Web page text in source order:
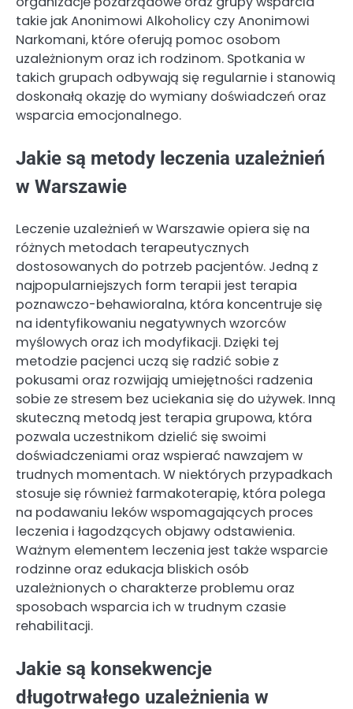
takie jak Anonimowi Alkoholicy czy Anonimowi
Narkomani, które oferują pomoc osobom
uzależnionym oraz ich rodzinom. Spotkania w
takich grupach odbywają się regularnie i stanowią
doskonałą okazję do wymiany doświadczeń oraz
wsparcia emocjonalnego.
Jakie są metody leczenia uzależnień
w Warszawie
Leczenie uzależnień w Warszawie opiera się na
różnych metodach terapeutycznych
dostosowanych do potrzeb pacjentów. Jedną z
najpopularniejszych form terapii jest terapia
poznawczo-behawioralna, która koncentruje się
na identyfikowaniu negatywnych wzorców
myślowych oraz ich modyfikacji. Dzięki tej
metodzie pacjenci uczą się radzić sobie z
pokusami oraz rozwijają umiejętności radzenia
sobie ze stresem bez uciekania się do używek. Inną
skuteczną metodą jest terapia grupowa, która
pozwala uczestnikom dzielić się swoimi
doświadczeniami oraz wspierać nawzajem w
trudnych momentach. W niektórych przypadkach
stosuje się również farmakoterapię, która polega
na podawaniu leków wspomagających proces
leczenia i łagodzących objawy odstawienia.
Ważnym elementem leczenia jest także wsparcie
rodzinne oraz edukacja bliskich osób
uzależnionych o charakterze problemu oraz
sposobach wsparcia ich w trudnym czasie
rehabilitacji.
Jakie są konsekwencje
długotrwałego uzależnienia w